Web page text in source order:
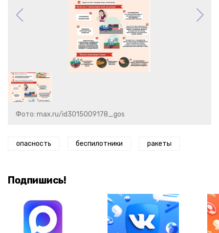
Фото: max.ru/id3015009178_gos
опасность беспилотники ракеты
Подпишись!